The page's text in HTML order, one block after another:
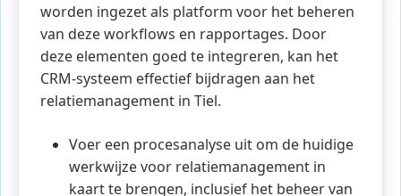
worden ingezet als platform voor het beheren
van deze workflows en rapportages. Door
deze elementen goed te integreren, kan het
CRM-systeem effectief bijdragen aan het
relatiemanagement in Tiel.
Voer een procesanalyse uit om de huidige
werkwijze voor relatiemanagement in
kaart te brengen, inclusief het beheer van